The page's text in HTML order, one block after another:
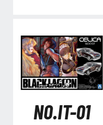
NO.IT-01